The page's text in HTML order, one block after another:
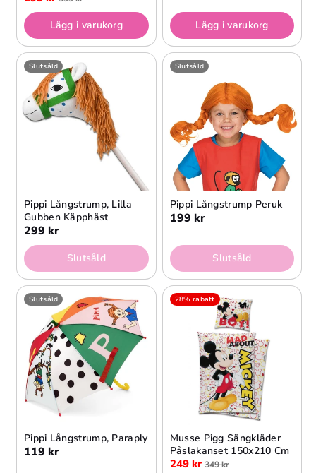
Lägg i varukorg Lägg i varukorg
Slutsåld
Pippi Långstrump, Lilla
Gubben Käpphäst
299 kr
Slutsåld
Slutsåld
Pippi Långstrump Peruk
199 kr
Slutsåld
Slutsåld
Pippi Långstrump, Paraply
119 kr
28% rabatt
Musse Pigg Sängkläder
Påslakanset 150x210 Cm
249 kr 349 kr